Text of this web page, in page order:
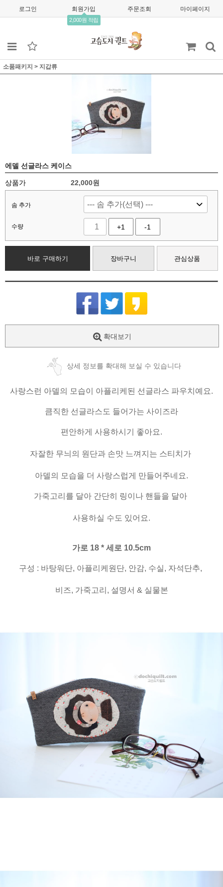
로그인 회원가입
2,000원 적립
주문조회 마이페이지
소품패키지 > 지갑류
에델 선글라스 케이스
상품가 22,000원
솜 추가
수량 +1 -1
바로 구매하기 장바구니 관심상품
확대보기
상세 정보를 확대해 보실 수 있습니다
사랑스런 아델의 모습이 아플리케된 선글라스 파우치예요.
큼직한 선글라스도 들어가는 사이즈라
편안하게 사용하시기 좋아요.
자잘한 무늬의 원단과 손맛 느껴지는 스티치가
아델의 모습을 더 사랑스럽게 만들어주네요.
가죽고리를 달아 간단히 링이나 핸들을 달아
사용하실 수도 있어요.
가로 18 * 세로 10.5cm
구성 : 바탕워단, 아플리케원단, 안감, 수실, 자석단추,
비즈, 가죽고리, 설명서 & 실물본